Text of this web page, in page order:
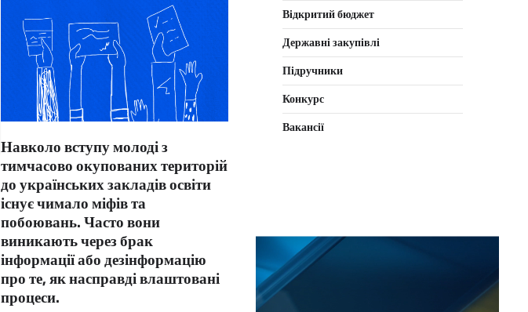
Навколо вступу молоді з
тимчасово окупованих територій
до українських закладів освіти
існує чимало міфів та
побоювань. Часто вони
виникають через брак
інформації або дезінформацію
про те, як насправді влаштовані
процеси.
Відкритий бюджет
Державні закупівлі
Підручники
Конкурс
Вакансії